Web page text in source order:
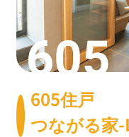
605住戸
つながる家